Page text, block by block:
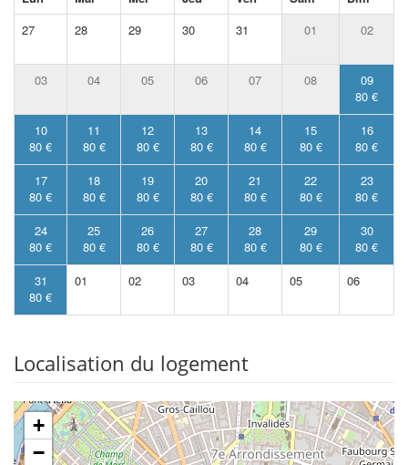
27
28 29 30 31 01 02
03 04 05 06 07 08
09
80 €
10
80 €
11
80 €
12
80 €
13
80 €
14
80 €
15
80 €
16
80 €
17
80 €
18
80 €
19
80 €
20
80 €
21
80 €
22
80 €
23
80 €
24
80 €
25
80 €
26
80 €
27
80 €
28
80 €
29
80 €
30
80 €
31
80 €
01 02 03 04 05 06
Localisation du logement
+
−